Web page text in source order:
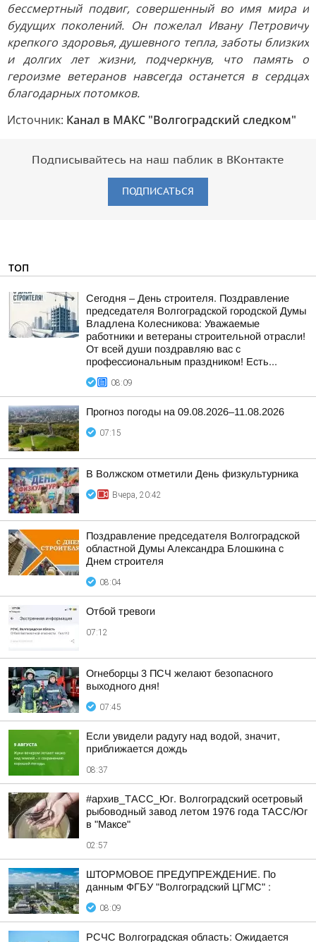
бессмертный подвиг, совершенный во имя мира и
будущих поколений. Он пожелал Ивану Петровичу
крепкого здоровья, душевного тепла, заботы близких
и долгих лет жизни, подчеркнув, что память о
героизме ветеранов навсегда останется в сердцах
благодарных потомков.
Источник: Канал в МАКС "Волгоградский следком"
Подписывайтесь на наш паблик в ВКонтакте
ПОДПИСАТЬСЯ
ТОП
Сегодня – День строителя. Поздравление
председателя Волгоградской городской Думы
Владлена Колесникова: Уважаемые
работники и ветераны строительной отрасли!
От всей души поздравляю вас с
профессиональным праздником! Есть...
08:09
Прогноз погоды на 09.08.2026–11.08.2026
07:15
В Волжском отметили День физкультурника
Вчера, 20:42
Поздравление председателя Волгоградской
областной Думы Александра Блошкина с
Днем строителя
08:04
Отбой тревоги
07:12
Огнеборцы 3 ПСЧ желают безопасного
выходного дня!
07:45
Если увидели радугу над водой, значит,
приближается дождь
08:37
#архив_ТАСС_Юг. Волгоградский осетровый
рыбоводный завод летом 1976 года ТАСС/Юг
в "Максе"
02:57
ШТОРМОВОЕ ПРЕДУПРЕЖДЕНИЕ. По
данным ФГБУ "Волгоградский ЦГМС" :
08:09
РСЧС Волгоградская область: Ожидается